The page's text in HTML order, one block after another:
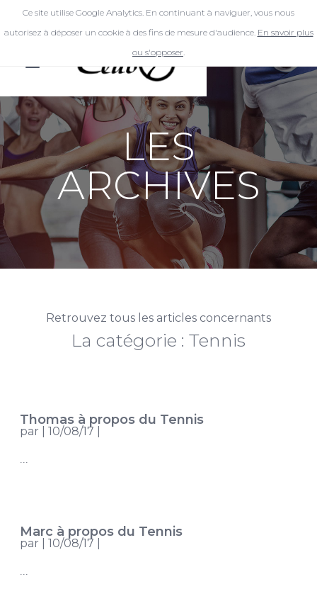
Ce site utilise Google Analytics. En continuant à naviguer, vous nous
autorisez à déposer un cookie à des fins de mesure d'audience. En savoir plus
ou s'opposer.
LES
ARCHIVES
Retrouvez tous les articles concernants
La catégorie : Tennis
Thomas à propos du Tennis
par |10/08/17
Marc à propos du Tennis
par |10/08/17